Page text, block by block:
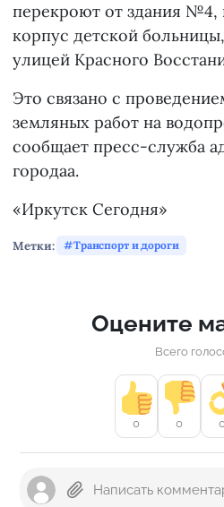
перекроют от здания №4,
корпус детской
улицей Красного
Это связано с
земляных работ на
сообщает пресс-служба
городаа.
«Иркутск Сегодня»
Метки: Транспорт и дороги
Оцените
Всего
0 0